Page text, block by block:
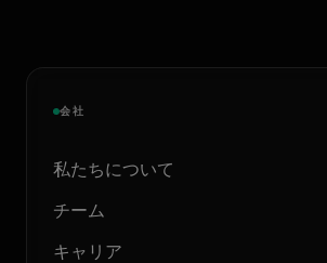
会社
私たちについて
チーム
キャリア